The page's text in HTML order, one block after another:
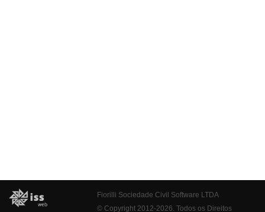
Fiorilli Sociedade Civil Software LTDA
© Copyright 2012-2026. Todos os Direitos